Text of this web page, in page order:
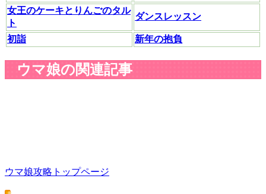
女王のケーキとりんごのタル
ト
ダンスレッスン
初詣 新年の抱負
ウマ娘の関連記事
ウマ娘攻略トップページ